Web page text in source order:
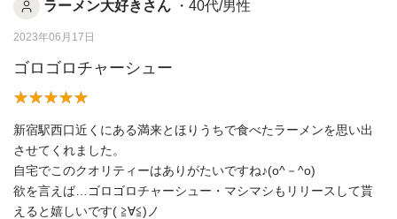
ラーメン大好きさん ・40代/男性
2023年06月17日
ゴロゴロチャーシュー
新宿駅西口近くにある満来とほりうちで食べたラーメンを思い出
させてくれました。
自宅でこのクオリティーはありがたいですね♪(o^－^o)
欲を言えば…ゴロゴロチャーシュー・マシマシもリリースして貰
えると嬉しいです( ≧∀≦)ノ